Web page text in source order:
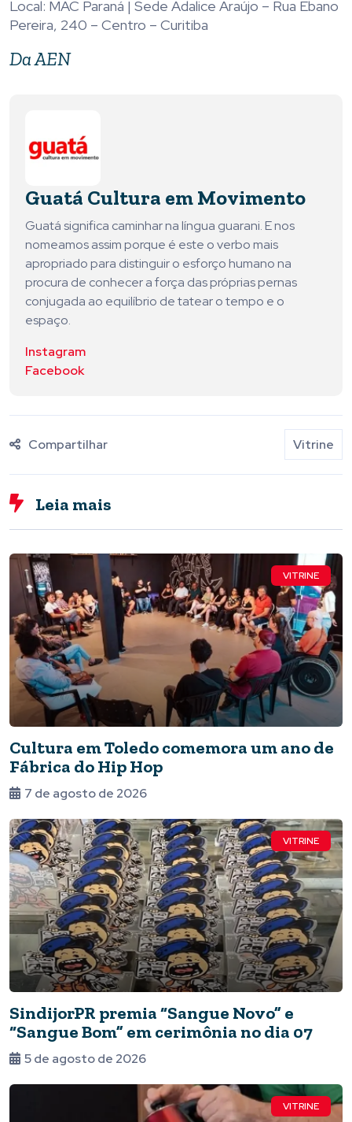
Local: MAC Paraná | Sede Adalice Araújo – Rua Ébano
Pereira, 240 – Centro – Curitiba
Da AEN
Guatá Cultura em Movimento
Guatá significa caminhar na língua guarani. E nos
nomeamos assim porque é este o verbo mais
apropriado para distinguir o esforço humano na
procura de conhecer a força das próprias pernas
conjugada ao equilíbrio de tatear o tempo e o
espaço.
Instagram
Facebook
Compartilhar Vitrine
Leia mais
VITRINE
Cultura em Toledo comemora um ano de
Fábrica do Hip Hop
7 de agosto de 2026
VITRINE
SindijorPR premia “Sangue Novo” e
“Sangue Bom” em cerimônia no dia 07
5 de agosto de 2026
VITRINE